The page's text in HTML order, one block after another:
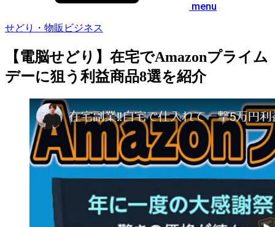
menu
せどり・物販ビジネス
【電脳せどり】在宅でAmazonプライム
デーに狙う利益商品8選を紹介